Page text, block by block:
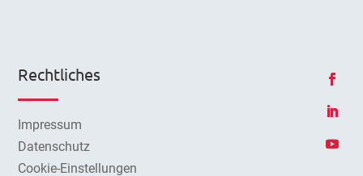
Rechtliches
Impressum
Datenschutz
Cookie-Einstellungen